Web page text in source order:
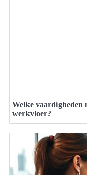
Welke vaardigheden
werkvloer?